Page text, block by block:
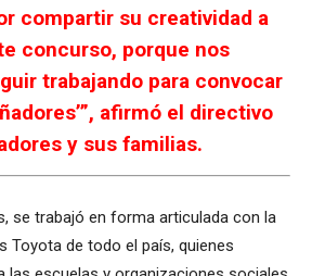
compartir su creatividad a
concurso, porque nos
trabajando para convocar
afirmó el directivo
y sus familias.
se trabajó en forma articulada con la
Toyota de todo el país, quienes